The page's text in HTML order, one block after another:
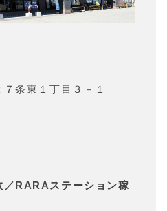
条東１丁目３－１
／RARAステーション稼